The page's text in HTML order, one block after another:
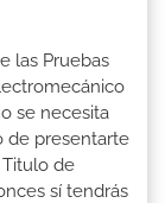
las Pruebas
se necesita
de presentarte
de
sí tendrás